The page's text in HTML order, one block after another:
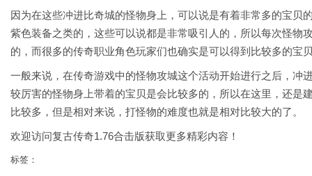
因为在这些冲进比奇城的怪物身上，可以说是有着非常多的宝贝
紫色装备之类的，这些可以说都是非常吸引人的，所以每次怪物
的，而很多的传奇职业角色玩家们也确实是可以得到比较多的宝
一般来说，在传奇游戏中的怪物攻城这个活动开始进行之后，冲
较厉害的怪物身上带着的宝贝是会比较多的，所以在这里，还是
比较多，但是相对来说，打怪物的难度也就是相对比较大的了。
欢迎访问复古传奇1.76合击版获取更多精彩内容！
标签：